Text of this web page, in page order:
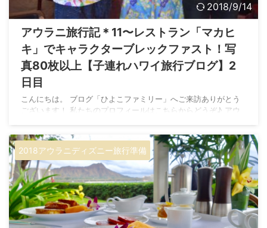
2018/9/14
アウラニ旅行記＊11〜レストラン「マカヒ
キ」でキャラクターブレックファスト！写
真80枚以上【子連れハワイ旅行ブログ】2
日目
こんにちは。 ブログ「ひよこファミリー」へご来訪ありがとう
ございます！ 私たちのプロフィールはこちらからどうぞ♪ アウ
れハワイ 5泊7日の旅、 長い長い1日目（フライト〜オアフ島観
光〜アウラニ到着）を終えて、 2日目の朝になりました♪ 前回の
旅行記はこちら。 アウラニ旅行記まとめ記事（目次）はこち
ら。 娘が落ちないように1つのベッドで川の字で寝た1日
目・・・。 アウラニのベッド、めっちゃ寝心地よくてふかふか
なんですが、 さすがに3人で寝るのは狭かっ ...
2018アウラニディズニー旅行準備